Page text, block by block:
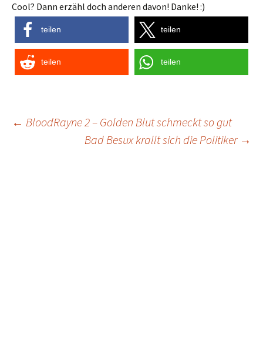
Cool? Dann erzähl doch anderen davon! Danke! :)
teilen teilen
teilen teilen
Post
← BloodRayne 2 – Golden Blut schmeckt so gut
Bad Besux krallt sich die Politiker →